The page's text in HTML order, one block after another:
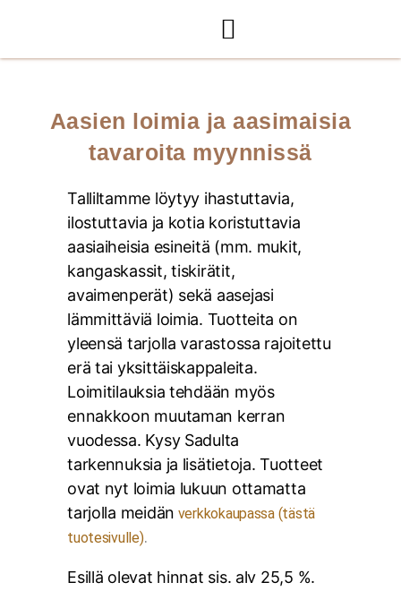
Aasien loimia ja aasimaisia
tavaroita myynnissä
Talliltamme löytyy ihastuttavia,
ilostuttavia ja kotia koristuttavia
aasiaiheisia esineitä (mm. mukit,
kangaskassit, tiskirätit,
avaimenperät) sekä aasejasi
lämmittäviä loimia. Tuotteita on
yleensä tarjolla varastossa rajoitettu
erä tai yksittäiskappaleita.
Loimitilauksia tehdään myös
ennakkoon muutaman kerran
vuodessa. Kysy Sadulta
tarkennuksia ja lisätietoja. Tuotteet
ovat nyt loimia lukuun ottamatta
tarjolla meidän verkkokaupassa (tästä
tuotesivulle).
Esillä olevat hinnat sis. alv 25,5 %.